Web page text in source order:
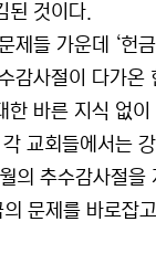
된 것이다.
제들 가운데 ‘헌
감사절이 다가
바른 지식 없
교회들에서는
의 추수감사절을
문제를 바로잡